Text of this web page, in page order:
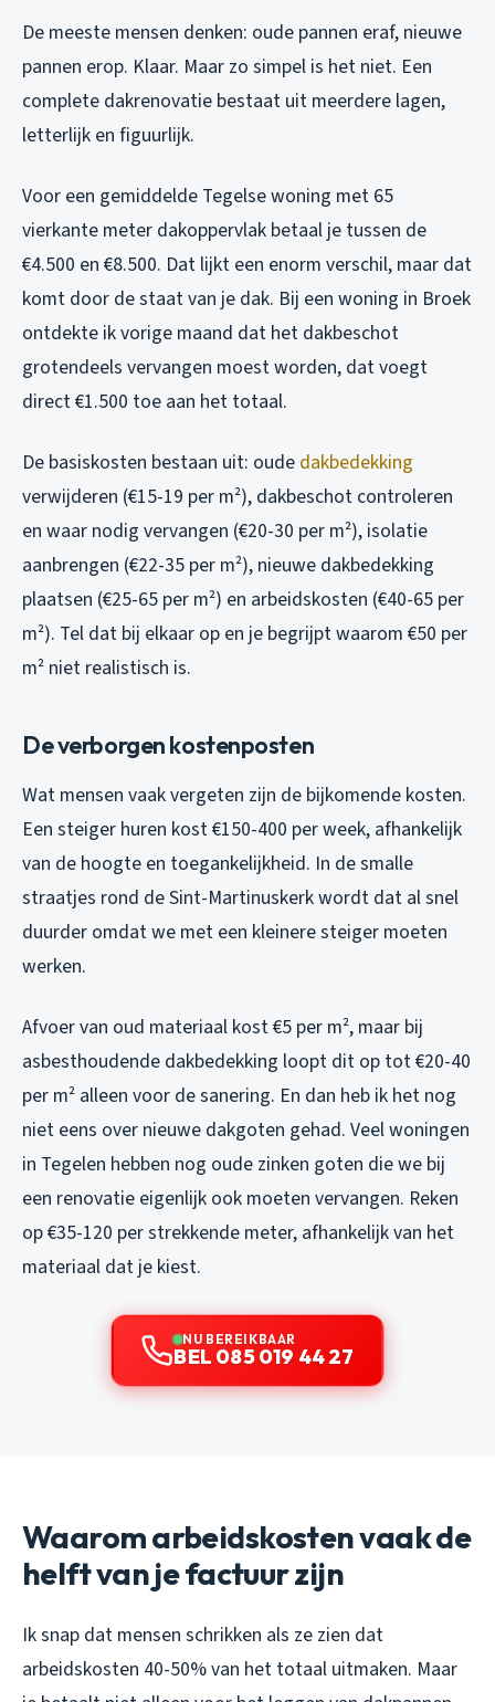
De meeste mensen denken: oude pannen eraf, nieuwe
pannen erop. Klaar. Maar zo simpel is het niet. Een
complete dakrenovatie bestaat uit meerdere lagen,
letterlijk en figuurlijk.
Voor een gemiddelde Tegelse woning met 65
vierkante meter dakoppervlak betaal je tussen de
€4.500 en €8.500. Dat lijkt een enorm verschil, maar dat
komt door de staat van je dak. Bij een woning in Broek
ontdekte ik vorige maand dat het dakbeschot
grotendeels vervangen moest worden, dat voegt
direct €1.500 toe aan het totaal.
De basiskosten bestaan uit: oude dakbedekking
verwijderen (€15-19 per m²), dakbeschot controleren
en waar nodig vervangen (€20-30 per m²), isolatie
aanbrengen (€22-35 per m²), nieuwe dakbedekking
plaatsen (€25-65 per m²) en arbeidskosten (€40-65 per
m²). Tel dat bij elkaar op en je begrijpt waarom €50 per
m² niet realistisch is.
De verborgen kostenposten
Wat mensen vaak vergeten zijn de bijkomende kosten.
Een steiger huren kost €150-400 per week, afhankelijk
van de hoogte en toegankelijkheid. In de smalle
straatjes rond de Sint-Martinuskerk wordt dat al snel
duurder omdat we met een kleinere steiger moeten
werken.
Afvoer van oud materiaal kost €5 per m², maar bij
asbesthoudende dakbedekking loopt dit op tot €20-40
per m² alleen voor de sanering. En dan heb ik het nog
niet eens over nieuwe dakgoten gehad. Veel woningen
in Tegelen hebben nog oude zinken goten die we bij
een renovatie eigenlijk ook moeten vervangen. Reken
op €35-120 per strekkende meter, afhankelijk van het
materiaal dat je kiest.
NU BEREIKBAAR
BEL 085 019 44 27
Waarom arbeidskosten vaak de
helft van je factuur zijn
Ik snap dat mensen schrikken als ze zien dat
arbeidskosten 40-50% van het totaal uitmaken. Maar